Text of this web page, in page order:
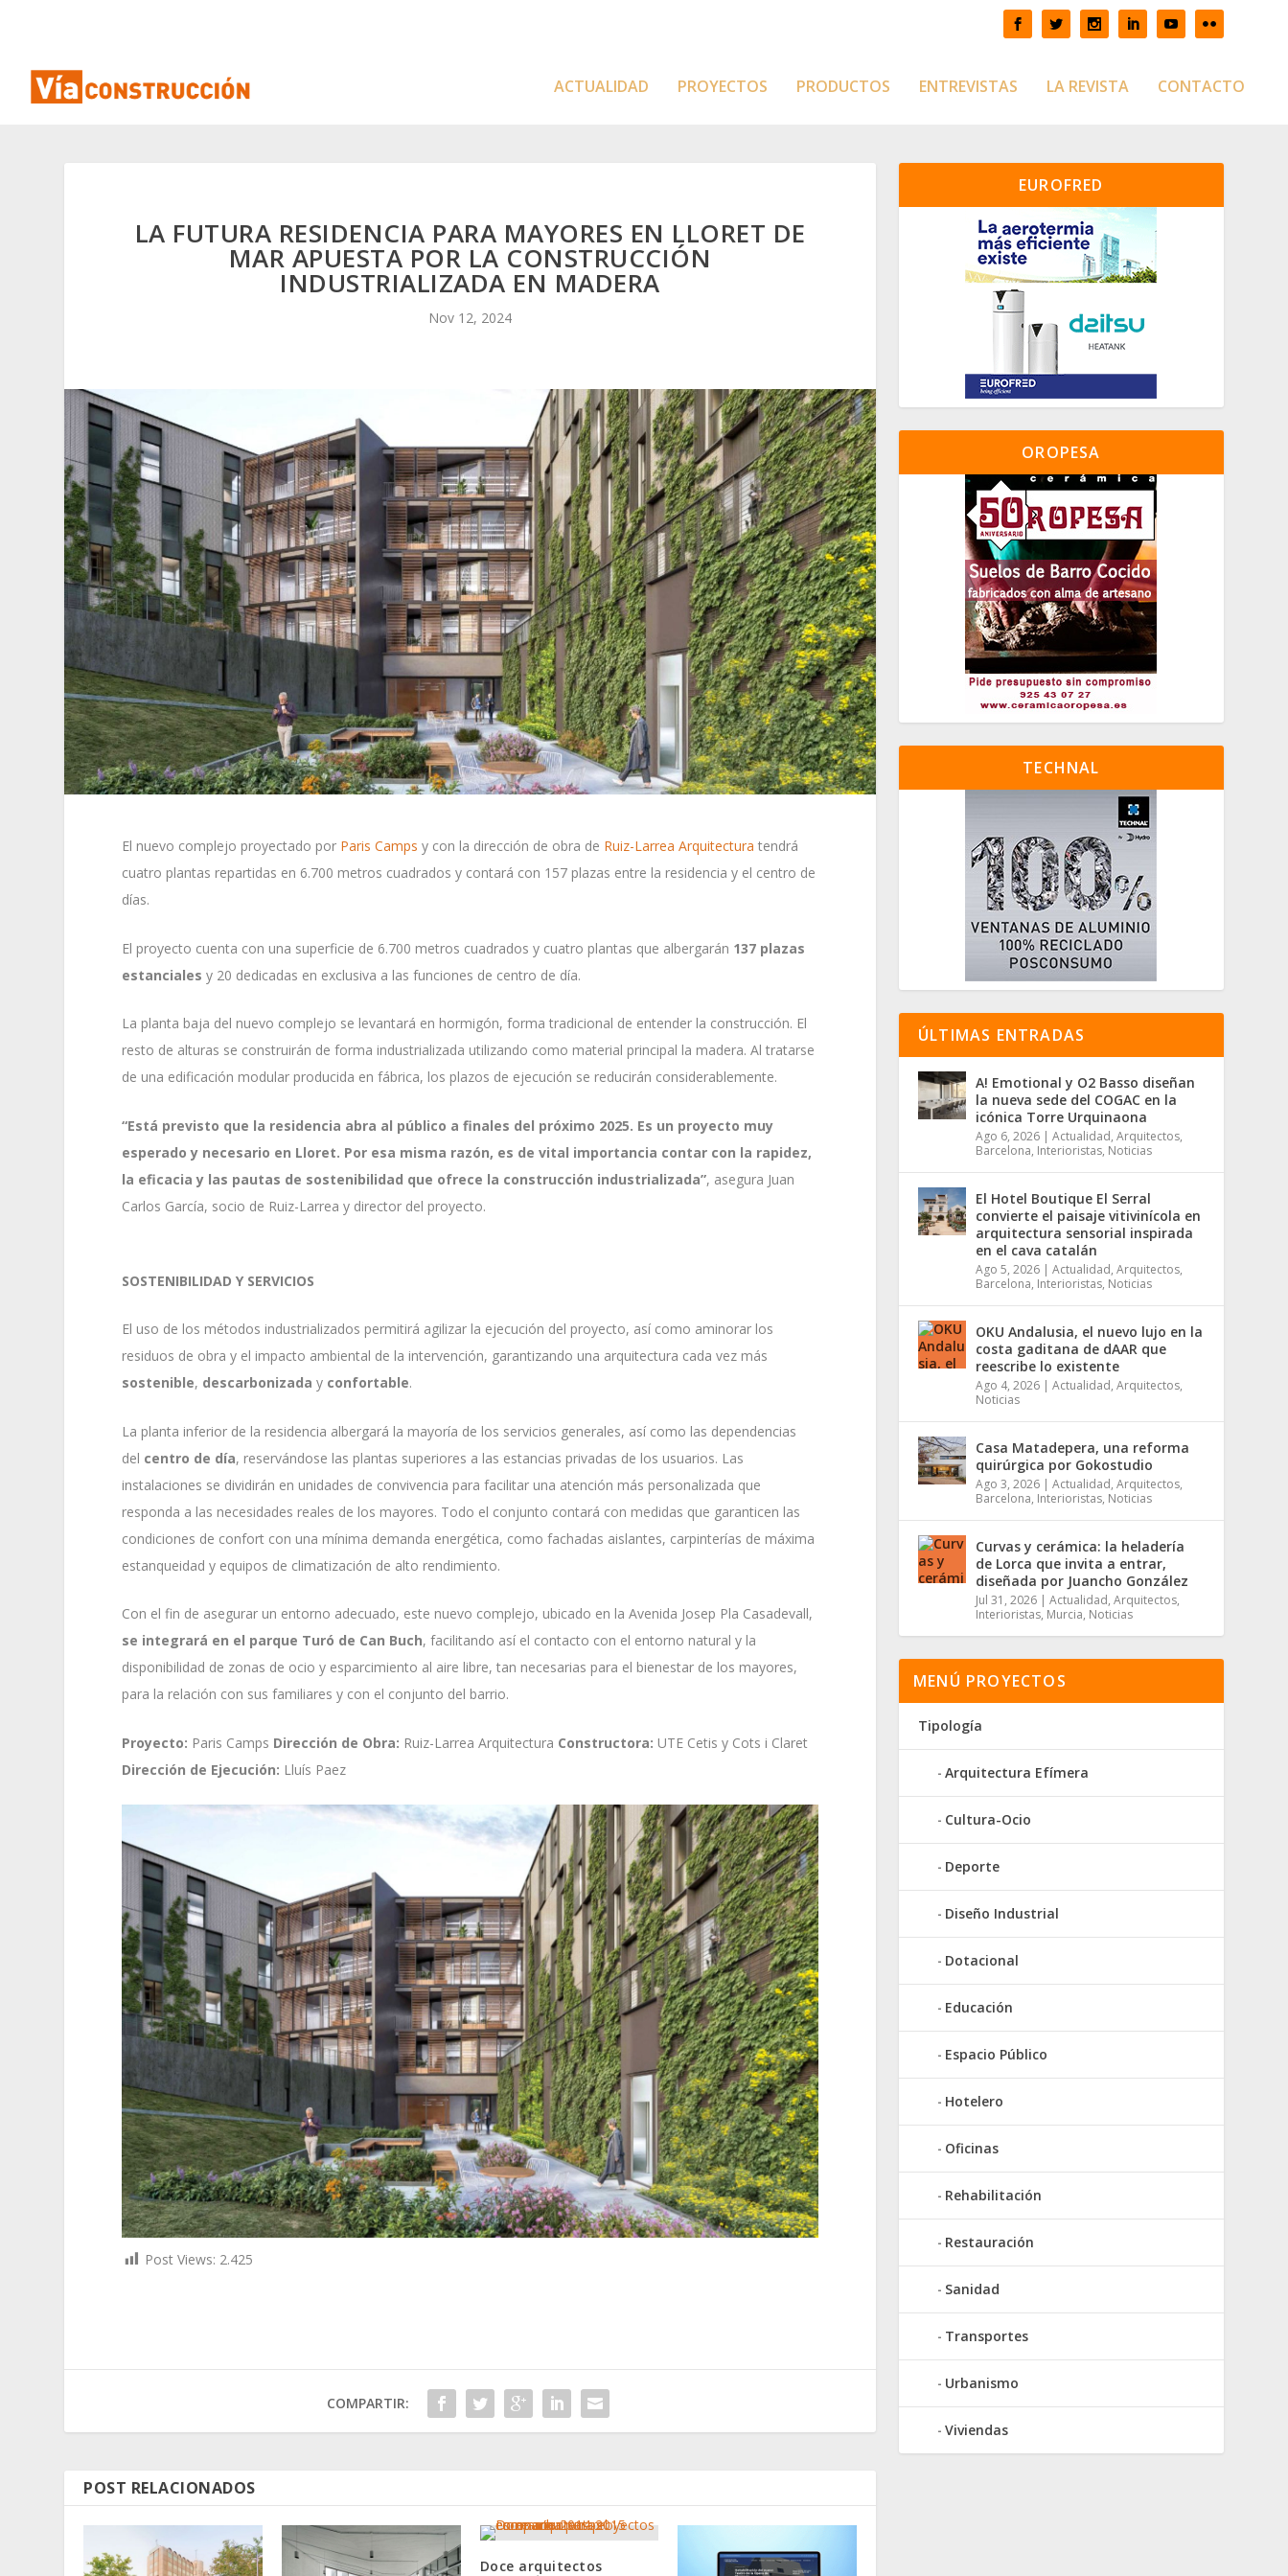
ACTUALIDAD PROYECTOS PRODUCTOS ENTREVISTAS LA REVISTA CONTACTO
LA FUTURA RESIDENCIA PARA MAYORES EN LLORET DE
MAR APUESTA POR LA CONSTRUCCIÓN
INDUSTRIALIZADA EN MADERA
Nov 12, 2024
El nuevo complejo proyectado por Paris Camps y con la dirección de obra de Ruiz-Larrea Arquitectura tendrá
cuatro plantas repartidas en 6.700 metros cuadrados y contará con 157 plazas entre la residencia y el centro de
días.
El proyecto cuenta con una superficie de 6.700 metros cuadrados y cuatro plantas que albergarán 137 plazas
estanciales y 20 dedicadas en exclusiva a las funciones de centro de día.
La planta baja del nuevo complejo se levantará en hormigón, forma tradicional de entender la construcción. El
resto de alturas se construirán de forma industrializada utilizando como material principal la madera. Al tratarse
de una edificación modular producida en fábrica, los plazos de ejecución se reducirán considerablemente.
“Está previsto que la residencia abra al público a finales del próximo 2025. Es un proyecto muy
esperado y necesario en Lloret. Por esa misma razón, es de vital importancia contar con la rapidez,
la eficacia y las pautas de sostenibilidad que ofrece la construcción industrializada”, asegura Juan
Carlos García, socio de Ruiz-Larrea y director del proyecto.
SOSTENIBILIDAD Y SERVICIOS
El uso de los métodos industrializados permitirá agilizar la ejecución del proyecto, así como aminorar los
residuos de obra y el impacto ambiental de la intervención, garantizando una arquitectura cada vez más
sostenible, descarbonizada y confortable.
La planta inferior de la residencia albergará la mayoría de los servicios generales, así como las dependencias
del centro de día, reservándose las plantas superiores a las estancias privadas de los usuarios. Las
instalaciones se dividirán en unidades de convivencia para facilitar una atención más personalizada que
responda a las necesidades reales de los mayores. Todo el conjunto contará con medidas que garanticen las
condiciones de confort con una mínima demanda energética, como fachadas aislantes, carpinterías de máxima
estanqueidad y equipos de climatización de alto rendimiento.
Con el fin de asegurar un entorno adecuado, este nuevo complejo, ubicado en la Avenida Josep Pla Casadevall,
se integrará en el parque Turó de Can Buch, facilitando así el contacto con el entorno natural y la
disponibilidad de zonas de ocio y esparcimiento al aire libre, tan necesarias para el bienestar de los mayores,
para la relación con sus familiares y con el conjunto del barrio.
Proyecto: Paris Camps Dirección de Obra: Ruiz-Larrea Arquitectura Constructora: UTE Cetis y Cots i Claret
Dirección de Ejecución: Lluís Paez
Post Views: 2.425
COMPARTIR:
POST RELACIONADOS
Doce arquitectos
EUROFRED
OROPESA
TECHNAL
ÚLTIMAS ENTRADAS
A! Emotional y O2 Basso diseñan
la nueva sede del COGAC en la
icónica Torre Urquinaona
Ago 6, 2026 | Actualidad, Arquitectos,
Barcelona, Interioristas, Noticias
El Hotel Boutique El Serral
convierte el paisaje vitivinícola en
arquitectura sensorial inspirada
en el cava catalán
Ago 5, 2026 | Actualidad, Arquitectos,
Barcelona, Interioristas, Noticias
OKU Andalusia, el nuevo lujo en la
costa gaditana de dAAR que
reescribe lo existente
Ago 4, 2026 | Actualidad, Arquitectos,
Noticias
Casa Matadepera, una reforma
quirúrgica por Gokostudio
Ago 3, 2026 | Actualidad, Arquitectos,
Barcelona, Interioristas, Noticias
Curvas y cerámica: la heladería
de Lorca que invita a entrar,
diseñada por Juancho González
Jul 31, 2026 | Actualidad, Arquitectos,
Interioristas, Murcia, Noticias
MENÚ PROYECTOS
Tipología
Arquitectura Efímera
Cultura-Ocio
Deporte
Diseño Industrial
Dotacional
Educación
Espacio Público
Hotelero
Oficinas
Rehabilitación
Restauración
Sanidad
Transportes
Urbanismo
Viviendas